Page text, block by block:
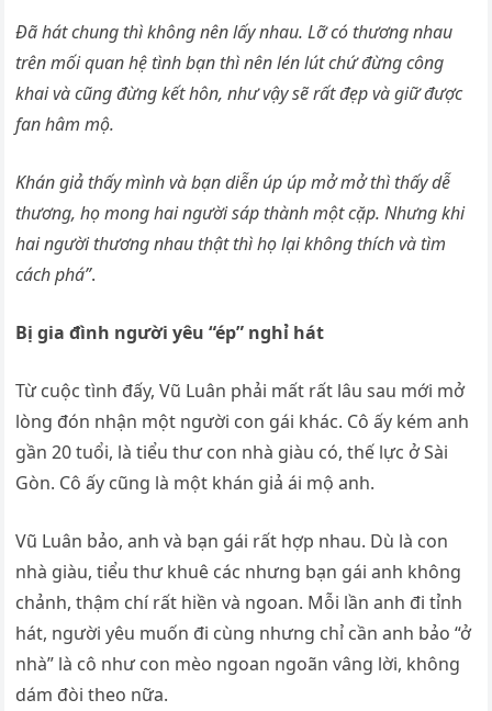
Đã hát chung thì không nên lấy nhau. Lỡ có thương nhau
trên mối quan hệ tình bạn thì nên lén lút chứ đừng công
khai và cũng đừng kết hôn, như vậy sẽ rất đẹp và giữ được
fan hâm mộ.
Khán giả thấy mình và bạn diễn úp úp mở mở thì thấy dễ
thương, họ mong hai người sáp thành một cặp. Nhưng khi
hai người thương nhau thật thì họ lại không thích và tìm
cách phá”.
Bị gia đình người yêu “ép” nghỉ hát
Từ cuộc tình đấy, Vũ Luân phải mất rất lâu sau mới mở
lòng đón nhận một người con gái khác. Cô ấy kém anh
gần 20 tuổi, là tiểu thư con nhà giàu có, thế lực ở Sài
Gòn. Cô ấy cũng là một khán giả ái mộ anh.
Vũ Luân bảo, anh và bạn gái rất hợp nhau. Dù là con
nhà giàu, tiểu thư khuê các nhưng bạn gái anh không
chảnh, thậm chí rất hiền và ngoan. Mỗi lần anh đi tỉnh
hát, người yêu muốn đi cùng nhưng chỉ cần anh bảo “ở
nhà” là cô như con mèo ngoan ngoãn vâng lời, không
dám đòi theo nữa.